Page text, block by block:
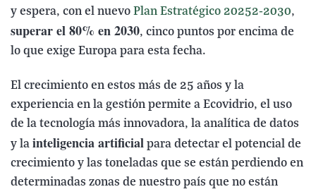
y espera, con el nuevo Plan Estratégico 20252-2030,
superar el 80% en 2030, cinco puntos por encima de
lo que exige Europa para esta fecha.
El crecimiento en estos más de 25 años y la
experiencia en la gestión permite a Ecovidrio, el uso
de la tecnología más innovadora, la analítica de datos
y la inteligencia artificial para detectar el potencial de
crecimiento y las toneladas que se están perdiendo en
determinadas zonas de nuestro país que no están